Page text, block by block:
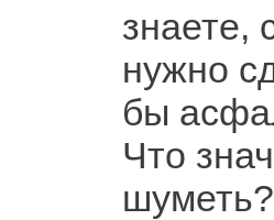
знаете,
нужно
бы
Что
шуметь?